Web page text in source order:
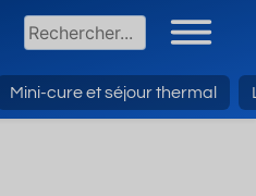
Mini-cure et séjour thermal